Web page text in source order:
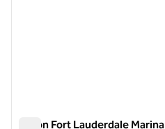
Hilton Fort Lauderdale Marina